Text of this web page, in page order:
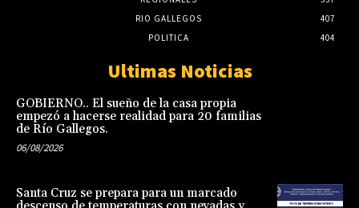
RIO GALLEGOS
407
POLITICA
404
Ultimas Noticias
GOBIERNO.. El sueño de la casa propia
empezó a hacerse realidad para 20 familias
de Río Gallegos.
06/08/2026
Santa Cruz se prepara para un marcado